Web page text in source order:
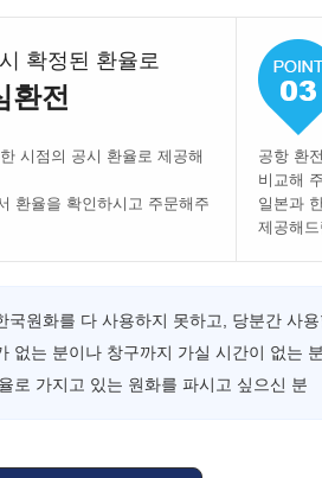
확정된 환율로
환전
시점의 공시 환율로 제공해
환율을 확인하시고 주문해주
공항 환
비교해
일본과
제공해
국원화를 다 사용하지 못하고, 당분간 사
없는 분이나 창구까지 가실 시간이 없는 분
로 가지고 있는 원화를 파시고 싶으신 분